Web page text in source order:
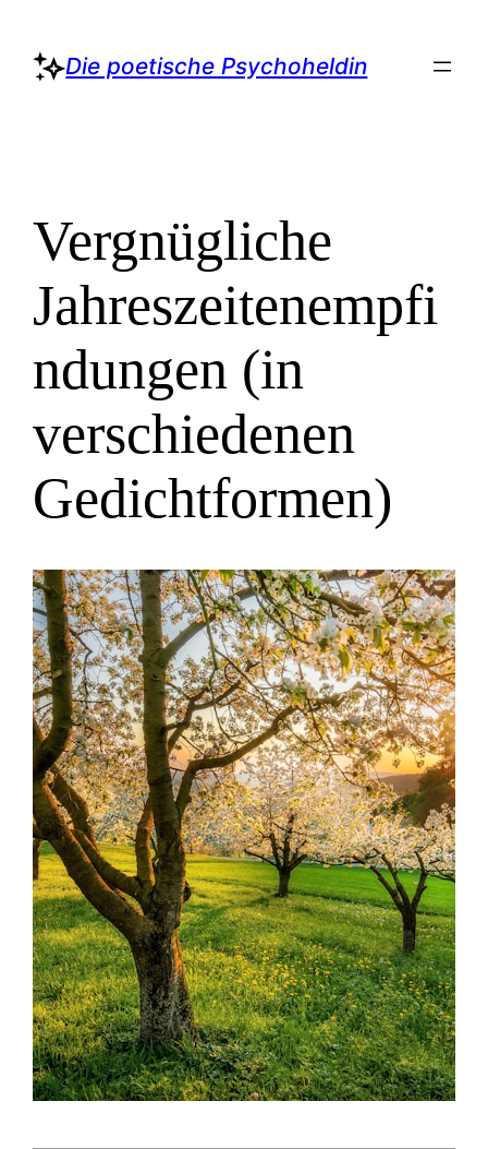
Inhalt
springen
Die poetische Psychoheldin
Vergnügliche
Jahreszeitenempfi
ndungen (in
verschiedenen
Gedichtformen)